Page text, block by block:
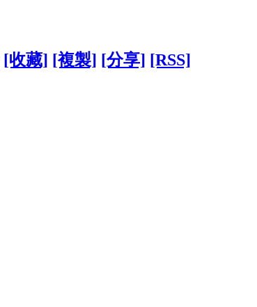
[收藏] [複製] [分享] [RSS]